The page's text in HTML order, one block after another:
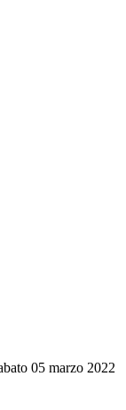
05 marzo 2022